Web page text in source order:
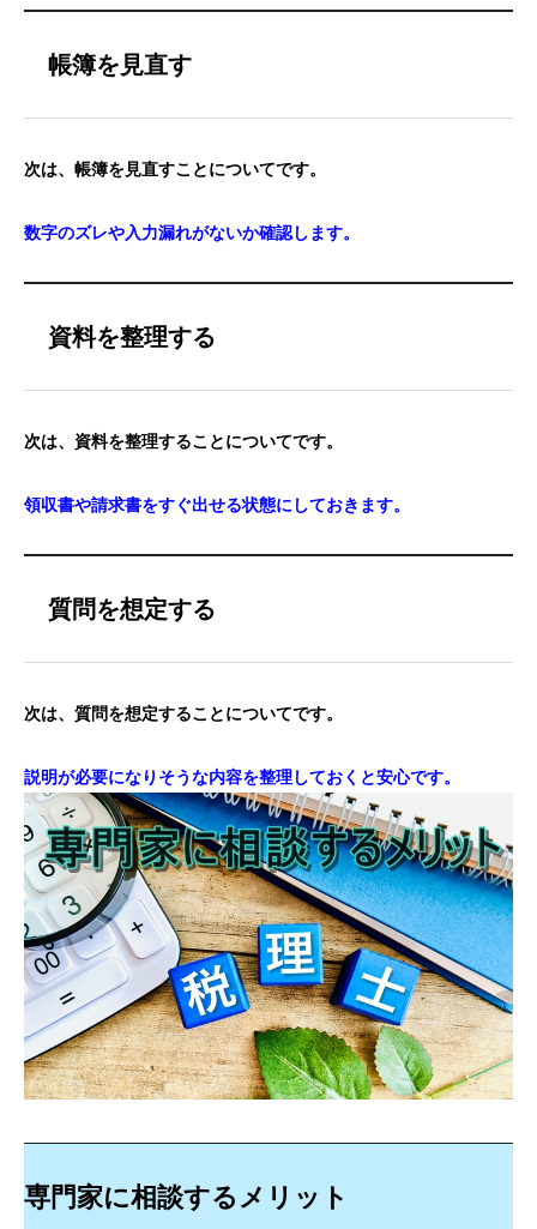
帳簿を見直す
次は、帳簿を見直すことについてです。
数字のズレや入力漏れがないか確認します。
資料を整理する
次は、資料を整理することについてです。
領収書や請求書をすぐ出せる状態にしておきます。
質問を想定する
次は、質問を想定することについてです。
説明が必要になりそうな内容を整理しておくと安心です。
専門家に相談するメリット